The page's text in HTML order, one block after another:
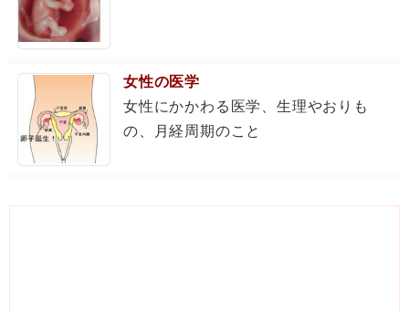
女性の医学
女性にかかわる医学、生理やおりも
の、月経周期のこと